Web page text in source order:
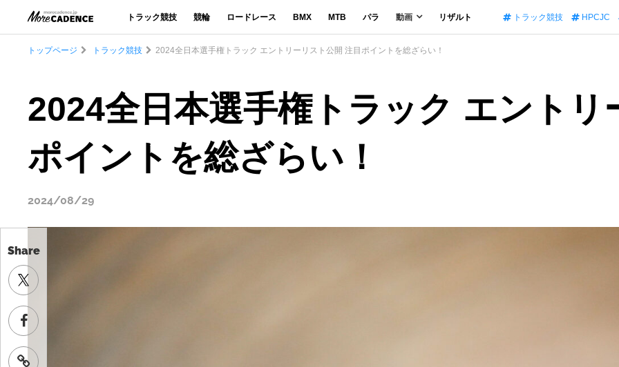
トラック競技 競輪 ロードレース BMX MTB パラ 動画 リザルト トラック競技 HPCJC
Share
トップページ トラック競技 2024全日本選手権トラック エントリーリスト公開 注目ポイントを総ざらい！
2024全日本選手権トラック エントリ
ポイントを総ざらい！
2024/08/29